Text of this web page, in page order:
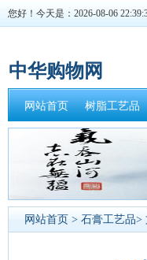
您好！今天是：2026-08-06
中华购物网
网站首页 树脂工艺品
网站首页 > 石膏工艺品>